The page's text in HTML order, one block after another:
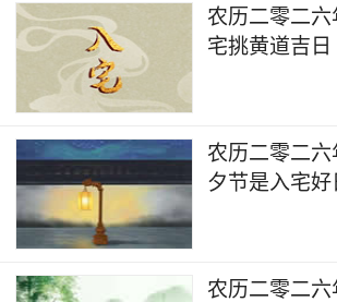
农历二零二
宅挑黄道吉
农历二零二
夕节是入宅
农历二零二